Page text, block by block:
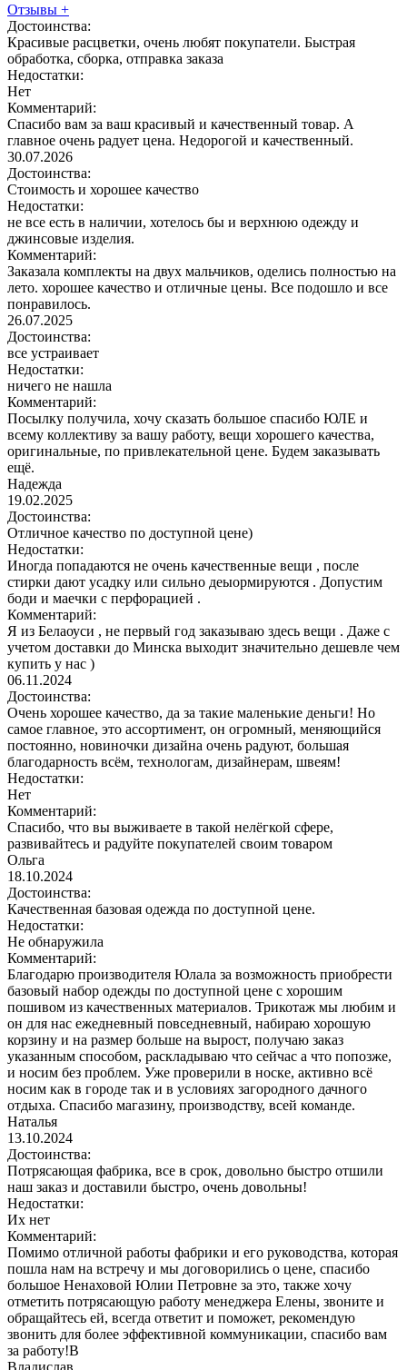
Отзывы +
Достоинства:
Красивые расцветки, очень любят покупатели. Быстрая
обработка, сборка, отправка заказа
Недостатки:
Нет
Комментарий:
Спасибо вам за ваш красивый и качественный товар. А
главное очень радует цена. Недорогой и качественный.
30.07.2026
Достоинства:
Стоимость и хорошее качество
Недостатки:
не все есть в наличии, хотелось бы и верхнюю одежду и
джинсовые изделия.
Комментарий:
Заказала комплекты на двух мальчиков, оделись полностью на
лето. хорошее качество и отличные цены. Все подошло и все
понравилось.
26.07.2025
Достоинства:
все устраивает
Недостатки:
ничего не нашла
Комментарий:
Посылку получила, хочу сказать большое спасибо ЮЛЕ и
всему коллективу за вашу работу, вещи хорошего качества,
оригинальные, по привлекательной цене. Будем заказывать
ещё.
Надежда
19.02.2025
Достоинства:
Отличное качество по доступной цене)
Недостатки:
Иногда попадаются не очень качественные вещи , после
стирки дают усадку или сильно деыормируются . Допустим
боди и маечки с перфорацией .
Комментарий:
Я из Белаоуси , не первый год заказываю здесь вещи . Даже с
учетом доставки до Минска выходит значительно дешевле чем
купить у нас )
06.11.2024
Достоинства:
Очень хорошее качество, да за такие маленькие деньги! Но
самое главное, это ассортимент, он огромный, меняющийся
постоянно, новиночки дизайна очень радуют, большая
благодарность всём, технологам, дизайнерам, швеям!
Недостатки:
Нет
Комментарий:
Спасибо, что вы выживаете в такой нелёгкой сфере,
развивайтесь и радуйте покупателей своим товаром
Ольга
18.10.2024
Достоинства:
Качественная базовая одежда по доступной цене.
Недостатки:
Не обнаружила
Комментарий:
Благодарю производителя Юлала за возможность приобрести
базовый набор одежды по доступной цене с хорошим
пошивом из качественных материалов. Трикотаж мы любим и
он для нас ежедневный повседневный, набираю хорошую
корзину и на размер больше на вырост, получаю заказ
указанным способом, раскладываю что сейчас а что попозже,
и носим без проблем. Уже проверили в носке, активно всё
носим как в городе так и в условиях загородного дачного
отдыха. Спасибо магазину, производству, всей команде.
Наталья
13.10.2024
Достоинства:
Потрясающая фабрика, все в срок, довольно быстро отшили
наш заказ и доставили быстро, очень довольны!
Недостатки:
Их нет
Комментарий:
Помимо отличной работы фабрики и его руководства, которая
пошла нам на встречу и мы договорились о цене, спасибо
большое Ненаховой Юлии Петровне за это, также хочу
отметить потрясающую работу менеджера Елены, звоните и
обращайтесь ей, всегда ответит и поможет, рекомендую
звонить для более эффективной коммуникации, спасибо вам
за работу!В
Владислав